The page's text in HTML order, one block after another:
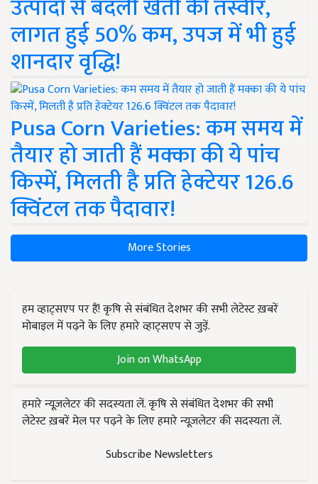
उत्पादों से बदली खेती की तस्वीर,
लागत हुई 50% कम, उपज में भी हुई
शानदार वृद्धि!
Pusa Corn Varieties: कम समय में
तैयार हो जाती हैं मक्का की ये पांच
किस्में, मिलती है प्रति हेक्टेयर 126.6
क्विंटल तक पैदावार!
More Stories
हम व्हाट्सएप पर हैं! कृषि से संबंधित देशभर की सभी लेटेस्ट ख़बरें
मोबाइल में पढ़ने के लिए हमारे व्हाट्सएप से जुड़ें.
Join on WhatsApp
हमारे न्यूज़लेटर की सदस्यता लें. कृषि से संबंधित देशभर की सभी
लेटेस्ट ख़बरें मेल पर पढ़ने के लिए हमारे न्यूज़लेटर की सदस्यता लें.
Subscribe Newsletters